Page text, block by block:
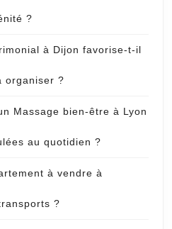
?
à Dijon favorise-t-il
organiser ?
Massage bien-être à Lyon
au quotidien ?
à vendre à
?